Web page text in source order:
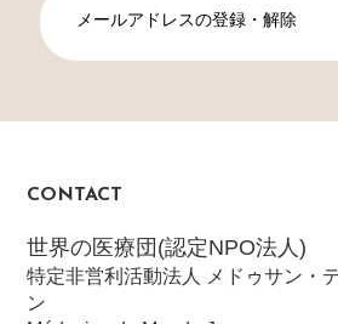
メールアドレスの登録・解除
CONTACT
世界の医療団(認定NPO法人)
特定非営利活動法人 メドゥサン・
ン